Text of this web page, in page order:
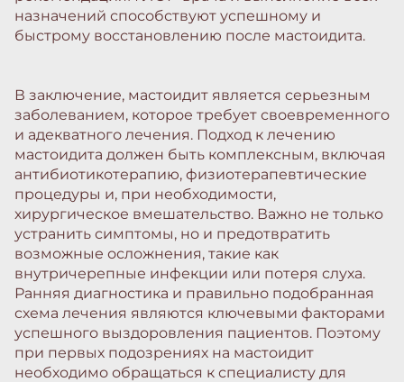
назначений способствуют успешному и
быстрому восстановлению после мастоидита.
В заключение, мастоидит является серьезным
заболеванием, которое требует своевременного
и адекватного лечения. Подход к лечению
мастоидита должен быть комплексным, включая
антибиотикотерапию, физиотерапевтические
процедуры и, при необходимости,
хирургическое вмешательство. Важно не только
устранить симптомы, но и предотвратить
возможные осложнения, такие как
внутричерепные инфекции или потеря слуха.
Ранняя диагностика и правильно подобранная
схема лечения являются ключевыми факторами
успешного выздоровления пациентов. Поэтому
при первых подозрениях на мастоидит
необходимо обращаться к специалисту для